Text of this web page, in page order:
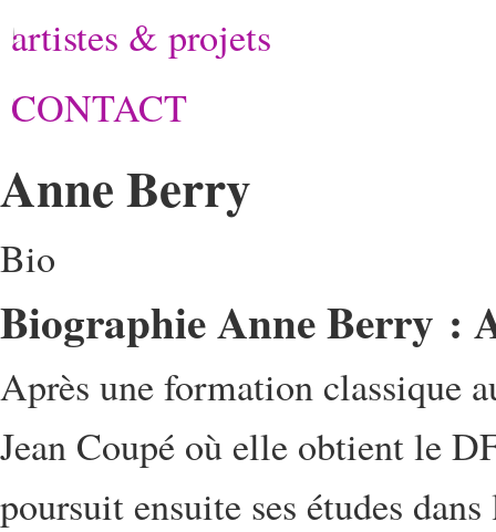
artistes & projets
CONTACT
Anne Berry
Bio
Biographie Anne Berry :
Après une formation classique
Jean Coupé où elle obtient le
poursuit ensuite ses études